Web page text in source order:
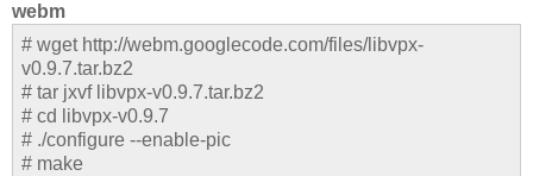
webm
# wget http://webm.googlecode.com/files/libvpx-
v0.9.7.tar.bz2
# tar jxvf libvpx-v0.9.7.tar.bz2
# cd libvpx-v0.9.7
# ./configure --enable-pic
# make